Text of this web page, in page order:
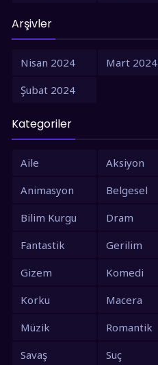
2001
1993
1991
Arşivler
Nisan 2024
Mart 2024
Şubat 2024
Kategoriler
Aile
Aksiyon
Animasyon
Belgesel
Bilim Kurgu
Dram
Fantastik
Gerilim
Gizem
Komedi
Korku
Macera
Müzik
Romantik
Savaş
Suç